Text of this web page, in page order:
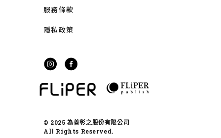
服務條款
隱私政策
© 2025 為善彰之股份有限公司
All Rights Reserved.